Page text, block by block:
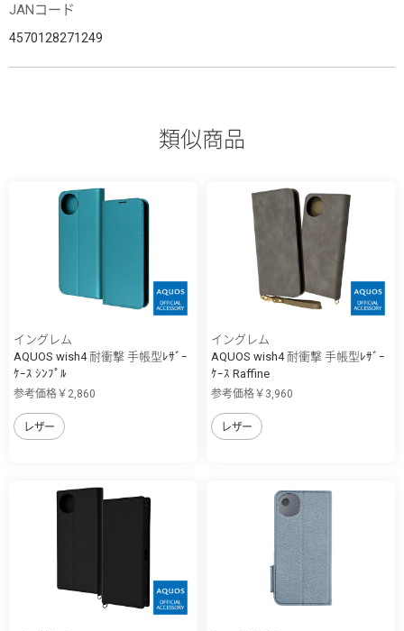
JANコード
4570128271249
類似商品
イングレム
AQUOS wish4 耐衝撃 手帳型ﾚｻﾞｰ
ｹｰｽ ｼﾝﾌﾟﾙ
参考価格￥2,860
レザー
イングレム
AQUOS wish4 耐衝撃 手帳型ﾚｻﾞｰ
ｹｰｽ Raffine
参考価格￥3,960
レザー